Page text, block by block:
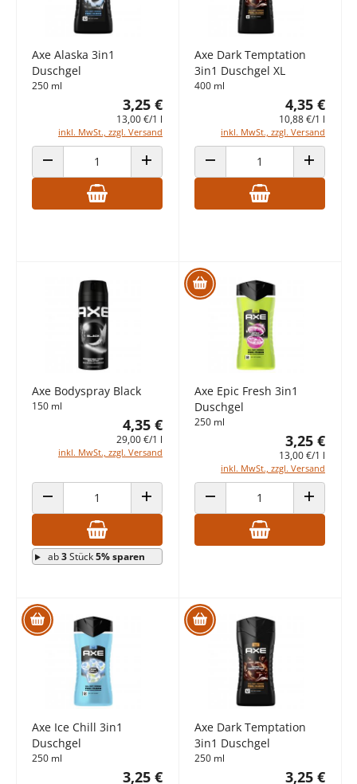
Axe Alaska 3in1
Duschgel
250 ml
3,25 €
13,00 €/1 l
inkl. MwSt., zzgl. Versand
ANZAHL VERRINGERN ANZAHL ERHÖHEN
Axe Dark Temptation
3in1 Duschgel XL
400 ml
4,35 €
10,88 €/1 l
inkl. MwSt., zzgl. Versand
ANZAHL VERRINGERN ANZAHL
Axe Bodyspray Black
150 ml
4,35 €
29,00 €/1 l
inkl. MwSt., zzgl. Versand
ANZAHL VERRINGERN ANZAHL ERHÖHEN
ab3Stück5% sparen
Axe Epic Fresh 3in1
Duschgel
250 ml
3,25 €
13,00 €/1 l
inkl. MwSt., zzgl. Versand
ANZAHL VERRINGERN ANZAHL
Axe Ice Chill 3in1
Duschgel
250 ml
3,25 €
Axe Dark Temptation
3in1 Duschgel
250 ml
3,25 €